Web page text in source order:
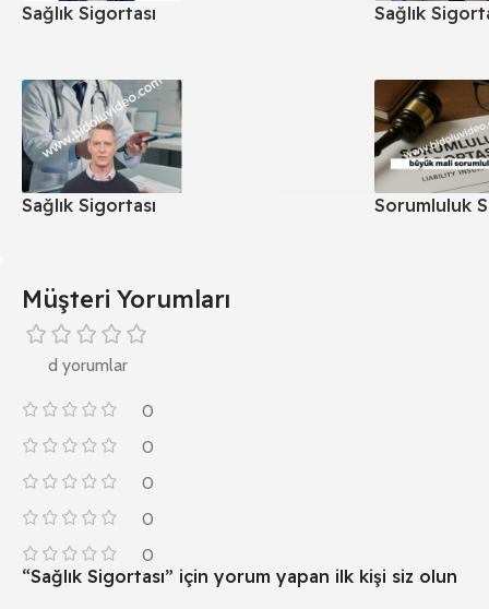
Sağlık Sigortası Sağlık
Sağlık Sigortası Sorumluluk
Müşteri Yorumları
d yorumlar
0
0
0
0
0
“Sağlık Sigortası” için yorum yapan ilk kişi siz olun